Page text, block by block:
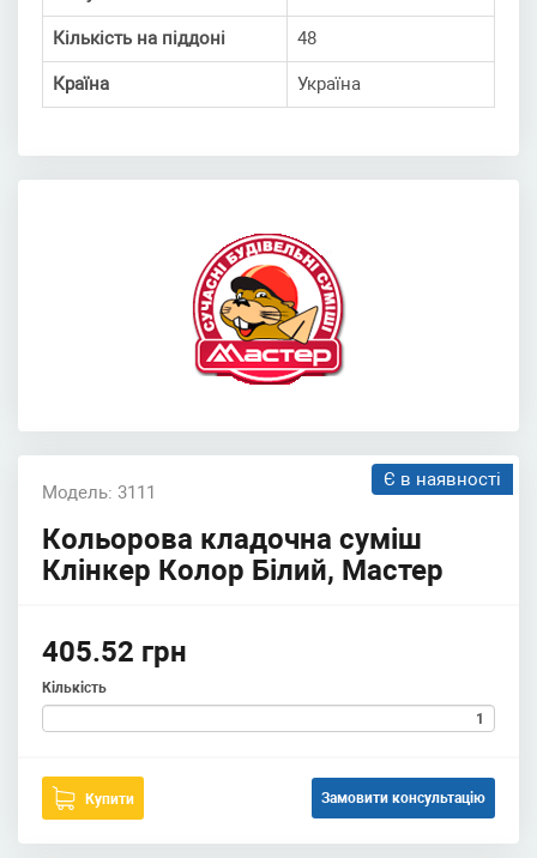
Кількість на піддоні 48
Країна Україна
Модель: 3111
Є в наявності
Кольорова кладочна суміш
Клінкер Колор Білий, Мастер
405.52 грн
Кількість
Купити Замовити консультацію